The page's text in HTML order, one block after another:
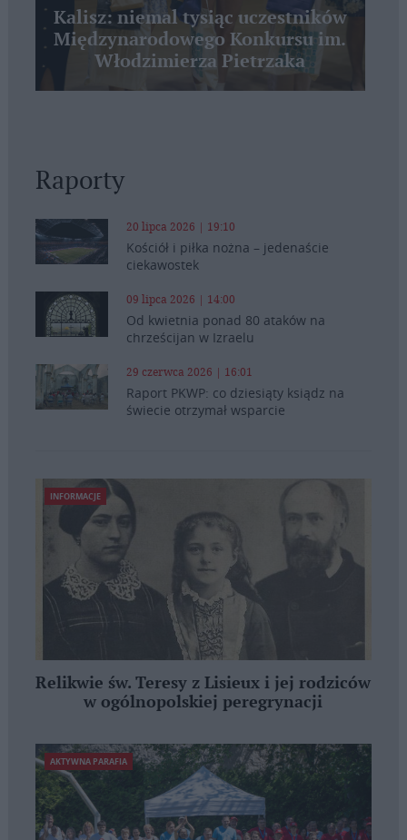
Kalisz: niemal tysiąc uczestników
Międzynarodowego Konkursu im.
Włodzimierza Pietrzaka
Raporty
20 lipca 2026 | 19:10
Kościół i piłka nożna – jedenaście
ciekawostek
09 lipca 2026 | 14:00
Od kwietnia ponad 80 ataków na
chrześcijan w Izraelu
29 czerwca 2026 | 16:01
Raport PKWP: co dziesiąty ksiądz na
świecie otrzymał wsparcie
INFORMACJE
Relikwie św. Teresy z Lisieux i jej rodziców
w ogólnopolskiej peregrynacji
AKTYWNA PARAFIA